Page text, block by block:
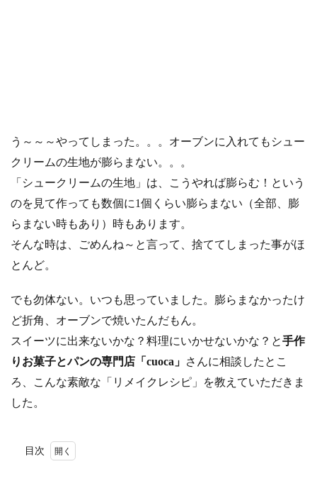
う～～～やってしまった。。。オーブンに入れてもシュー
クリームの生地が膨らまない。。。
「シュークリームの生地」は、こうやれば膨らむ！という
のを見て作っても数個に1個くらい膨らまない（全部、膨
らまない時もあり）時もあります。
そんな時は、ごめんね～と言って、捨ててしまった事がほ
とんど。
でも勿体ない。いつも思っていました。膨らまなかったけ
ど折角、オーブンで焼いたんだもん。
スイーツに出来ないかな？料理にいかせないかな？と手作
りお菓子とパンの専門店「cuoca」 さんに相談したとこ
ろ、こんな素敵な「リメイクレシピ」を教えていただきま
した。
目次